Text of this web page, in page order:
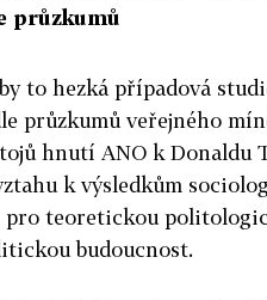
průzkumů
to hezká případová
průzkumů veřejného
hnutí ANO k Donaldu
k výsledkům
pro teoretickou
budoucnost.